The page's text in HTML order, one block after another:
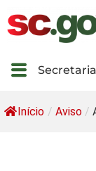
Início / Aviso /